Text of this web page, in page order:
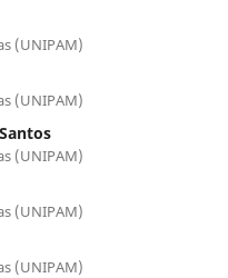
(UNIPAM)
(UNIPAM)
(UNIPAM)
(UNIPAM)
(UNIPAM)